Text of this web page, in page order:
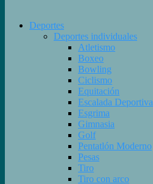
Deportes
Deportes individuales
Atletismo
Boxeo
Bowling
Ciclismo
Equitación
Escalada Deportiva
Esgrima
Gimnasia
Golf
Pentatlón Moderno
Pesas
Tiro
Tiro con arco